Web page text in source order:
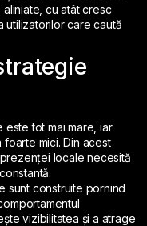
cu atât cresc
utilizatorilor care caută
tot mai mare, iar
mici. Din acest
locale necesită
sunt construite pornind
vizibilitatea și a atrage